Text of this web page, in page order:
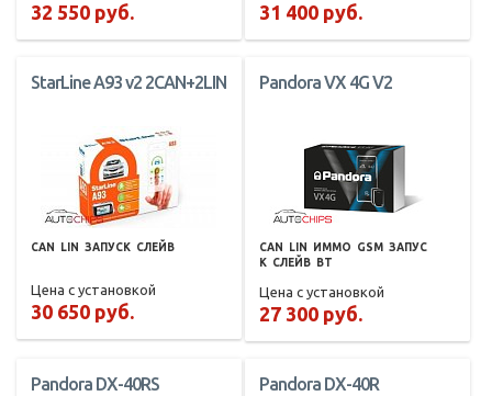
32 550 руб. 31 400 руб.
StarLine A93 v2 2CAN+2LIN
CAN LIN ЗАПУСК СЛЕЙВ
Цена с установкой
30 650 руб.
Pandora VX 4G V2
CAN LIN ИММО GSM ЗАПУС
К СЛЕЙВ BT
Цена с установкой
27 300 руб.
Pandora DX-40RS Pandora DX-40R